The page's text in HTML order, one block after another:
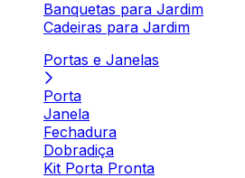
Banquetas para Jardim
Cadeiras para Jardim
Portas e Janelas
Porta
Janela
Fechadura
Dobradiça
Kit Porta Pronta